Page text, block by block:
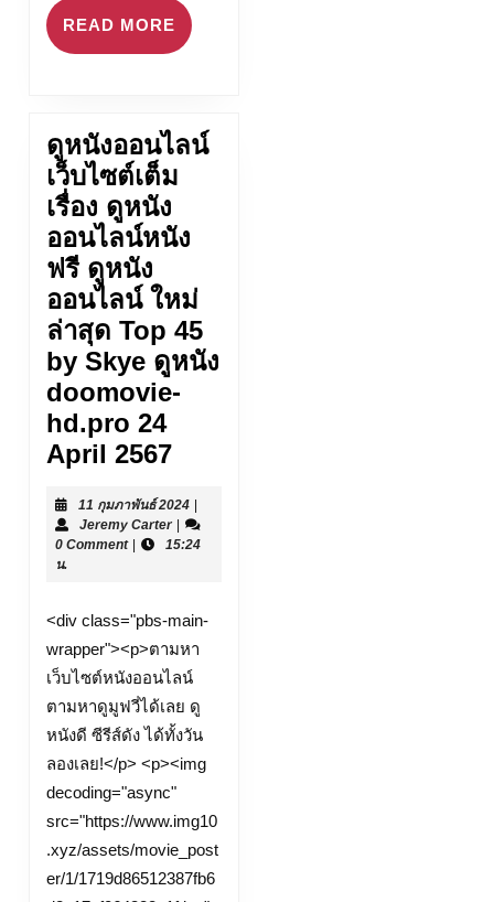
READ MORE READ
MORE
ดูหนังออนไลน์
เว็บไซต์เต็ม
เรื่อง ดูหนัง
ออนไลน์หนัง
ฟรี ดูหนัง
ออนไลน์ ใหม่
ล่าสุด Top 45
by Skye ดูหนัง
doomovie-
hd.pro 24
April 2567ดู
ออนไลน์
เว็บไซต์
เรื่อง
ดู
หนัง
ออนไลน์
หนัง
ฟรี
ดู
หนัง
ออนไลน์
ใหม่
11 กุมภาพันธ์ 202411
กุมภาพันธ์
2024
|
Jeremy CarterJeremy
Carter
|
0 Comment |
15:24
น.
<div class="pbs-main-
wrapper"><p>ตามหา
เว็บไซต์หนังออนไลน์
ตามหาดูมูฟวี่ได้เลย ดู
หนังดี ซีรีส์ดัง ได้ทั้งวัน
ลองเลย!</p> <p><img
decoding="async"
src="https://www.img10
.xyz/assets/movie_post
er/1/1719d86512387fb6